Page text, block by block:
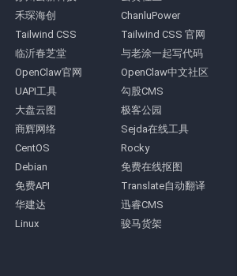
禾琛海创
ChanluPower
Tailwind CSS
Tailwind CSS 官网
临沂春芝堂
与老涂一起写代码
OpenClaw官网
OpenClaw中文社区
UAPI工具
勾股CMS
大盘云图
极客公园
商辉网络
Sejda在线工具
CentOS
Rocky
Debian
免费在线抠图
免费API
Translate自动翻译
华建达
迅睿CMS
Linux
骏马货架